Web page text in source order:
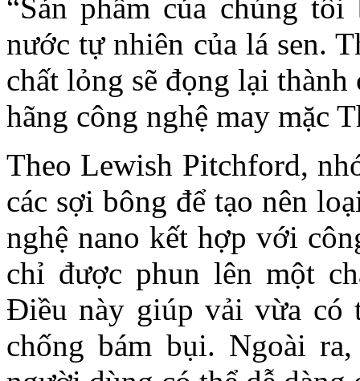
“Sản phẩm của chúng
nước tự nhiên của lá sen.
chất lỏng sẽ đọng lại
hãng công nghệ may mặc
Theo Lewish Pitchford,
các sợi bông để tạo nên
nghệ nano kết hợp với
chỉ được phun lên một
Điều này giúp vải vừa có
chống bám bụi. Ngoài